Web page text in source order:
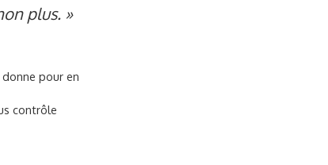
plus. »
pour en
contrôle